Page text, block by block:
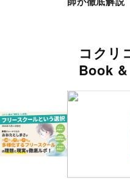
コクリ
Book